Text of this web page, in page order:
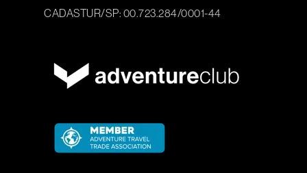
CADASTUR/SP: 00.723.284/0001-44